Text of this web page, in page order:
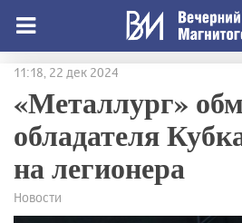
11:18, 22 дек 2024
«Металлург»
обладателя
на легионера
Новости